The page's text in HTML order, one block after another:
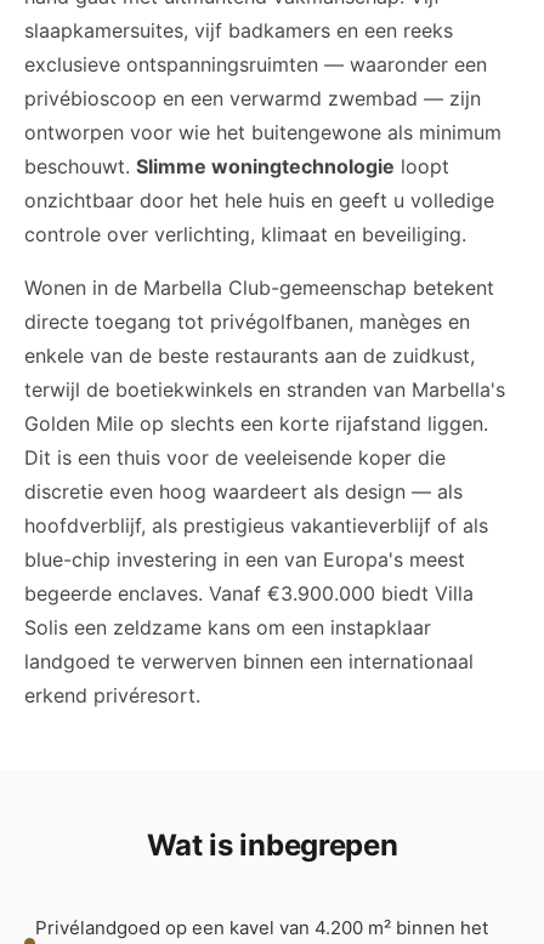
slaapkamersuites, vijf badkamers en een reeks
exclusieve ontspanningsruimten — waaronder een
privébioscoop en een verwarmd zwembad — zijn
ontworpen voor wie het buitengewone als minimum
beschouwt. Slimme woningtechnologie loopt
onzichtbaar door het hele huis en geeft u volledige
controle over verlichting, klimaat en beveiliging.
Wonen in de Marbella Club-gemeenschap betekent
directe toegang tot privégolfbanen, manèges en
enkele van de beste restaurants aan de zuidkust,
terwijl de boetiekwinkels en stranden van Marbella's
Golden Mile op slechts een korte rijafstand liggen.
Dit is een thuis voor de veeleisende koper die
discretie even hoog waardeert als design — als
hoofdverblijf, als prestigieus vakantieverblijf of als
blue-chip investering in een van Europa's meest
begeerde enclaves. Vanaf €3.900.000 biedt Villa
Solis een zeldzame kans om een instapklaar
landgoed te verwerven binnen een internationaal
erkend privéresort.
Wat is inbegrepen
Privélandgoed op een kavel van 4.200 m² binnen het